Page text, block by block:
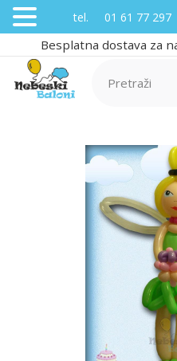
Besplatna dostava za
tel. 01 61 77 297